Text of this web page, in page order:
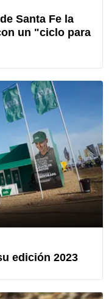
Santa Fe la
un "ciclo para
edición 2023